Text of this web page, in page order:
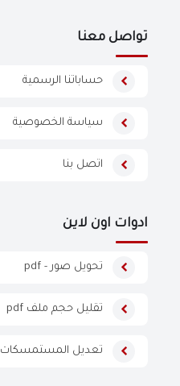
تواصل معنا
حساباتنا الرسمية
سياسة الخصوصية
اتصل بنا
ادوات اون لاين
تحويل صور - pdf
تقليل حجم ملف pdf
تعديل المستمسكات